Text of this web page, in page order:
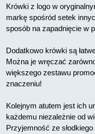
Krówki z logo w
markę spośród setek
sposób na zapadnięcie w
Dodatkowo krówki są
Można je wręczać
większego zestawu
znaczeniu!
Kolejnym atutem jest ich
każdemu niezależnie od
Przyjemność ze